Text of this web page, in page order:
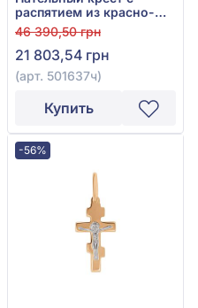
распятием из красно-
белого золота 585° с
куб.окс.циркония, арт.
501637ч
46 390,50 грн
21 803,54 грн
(арт. 501637ч)
Купить
-56%